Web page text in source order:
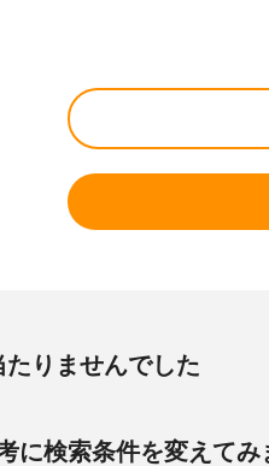
りませんでした
に検索条件を変えてみ